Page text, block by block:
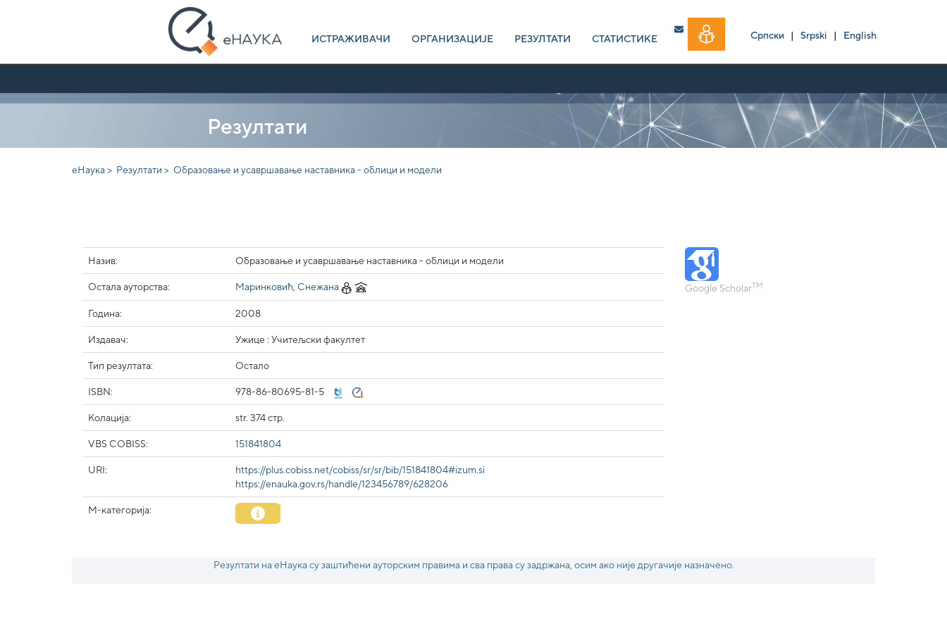
ИСТРАЖИВАЧИ
ОРГАНИЗАЦИЈЕ РЕЗУЛТАТИ СТАТИСТИКЕ Српски |Srpski | English
Резултати
еНаука > Резултати > Образовање и усавршавање наставника - облици и модели
Назив: Образовање и усавршавање наставника - облици и модели
Остала ауторства: Маринковић, Снежана
Година: 2008
Издавач: Ужице : Учитељски факултет
Тип резултата: Остало
ISBN: 978-86-80695-81-5
Колација: str. 374 стр.
VBS COBISS: 151841804
URI:
https://plus.cobiss.net/cobiss/sr/sr/bib/151841804#izum.si
https://enauka.gov.rs/handle/123456789/628206
М-категорија:
Google ScholarTM
Резултати на еНаука су заштићени ауторским правима и сва права су задржана, осим ако није другачије назначено.